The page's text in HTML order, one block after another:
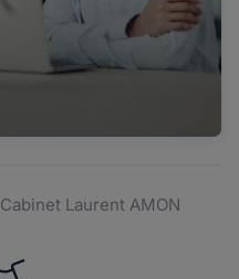
Cabinet Laurent AMON